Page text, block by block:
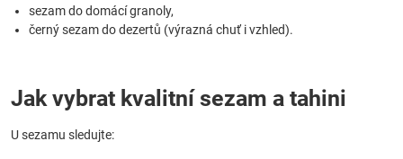
sezam do domácí granoly,
černý sezam do dezertů (výrazná chuť i vzhled).
Jak vybrat kvalitní sezam a tahini
U sezamu sledujte: